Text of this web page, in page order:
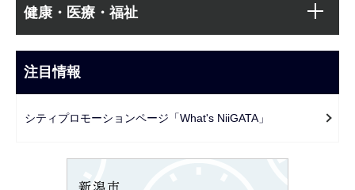
文
こ
ま
で
ブ
ビ
ー
健康・医療・福祉
注目情報
シティプロモーションページ「What's NiiGATA」